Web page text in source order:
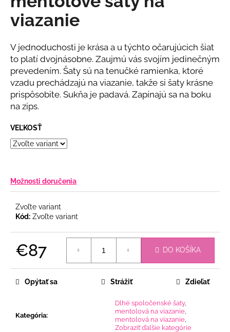
z
hviezdičiek.
viazanie
V jednoduchosti je krása a u týchto očarujúcich šiat
to platí dvojnásobne. Zaujmú vás svojím jedinečným
prevedením. Šaty sú na tenučké ramienka, ktoré
vzadu prechádzajú na viazanie, takže si šaty krásne
prispôsobite. Sukňa je padavá. Zapínajú sa na boku
na zips.
VEĽKOSŤ
Možnosti doručenia
Zvoľte variant
Kód: Zvoľte variant
€87 DO KOŠÍKA
Kategória:
Dlhé spoločenské šaty,
mentolová na viazanie
mentolová na viazanie
Zobraziť ďalšie kategórie
Opýtať sa Strážiť Zdieľať
m
BIELY
KOMPLET
S
KVETINOU
€108